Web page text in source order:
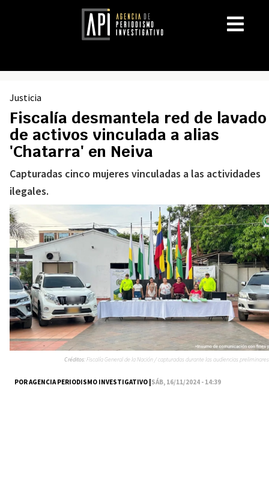
Justicia
Fiscalía desmantela red de lavado
de activos vinculada a alias
'Chatarra' en Neiva
Capturadas cinco mujeres vinculadas a las actividades
ilegales.
POR AGENCIA PERIODISMO INVESTIGATIVO |SÁB, 16/11/2024 - 14:39
Créditos:Fiscalía General de la Nación / capturadas durante las audiencias preliminares